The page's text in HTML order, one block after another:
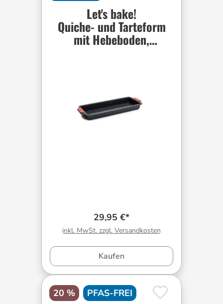
Let's bake!
Quiche- und Tarteform
mit Hebeboden,
29,95 €*
inkl. MwSt. zzgl. Versandkosten
Kaufen
20 % PFAS-FREI